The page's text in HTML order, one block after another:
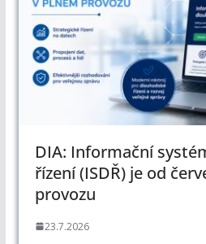
DIA: Informační
řízení (ISDŘ) je od
provozu
23.7.2026